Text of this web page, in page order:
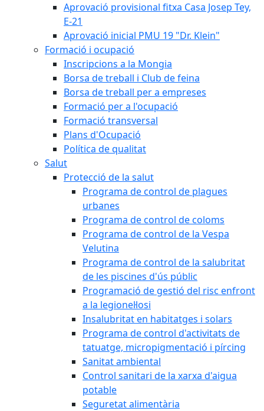
Aprovació provisional fitxa Casa Josep Tey,
E-21
Aprovació inicial PMU 19 "Dr. Klein"
Formació i ocupació
Inscripcions a la Mongia
Borsa de treball i Club de feina
Borsa de treball per a empreses
Formació per a l'ocupació
Formació transversal
Plans d'Ocupació
Política de qualitat
Salut
Protecció de la salut
Programa de control de plagues
urbanes
Programa de control de coloms
Programa de control de la Vespa
Velutina
Programa de control de la salubritat
de les piscines d'ús públic
Programació de gestió del risc enfront
a la legionel·losi
Insalubritat en habitatges i solars
Programa de control d'activitats de
tatuatge, micropigmentació i pírcing
Sanitat ambiental
Control sanitari de la xarxa d'aigua
potable
Seguretat alimentària